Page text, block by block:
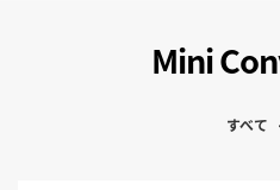
Mini
すべて